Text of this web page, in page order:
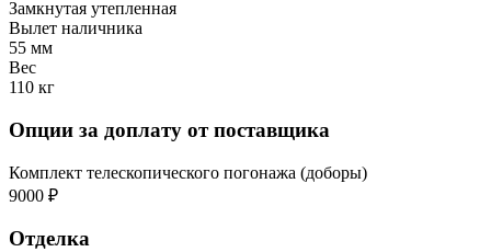
Замкнутая утепленная
Вылет наличника
55 мм
Вес
110 кг
Опции за доплату от поставщика
Комплект телескопического погонажа (доборы)
9000 ₽
Отделка